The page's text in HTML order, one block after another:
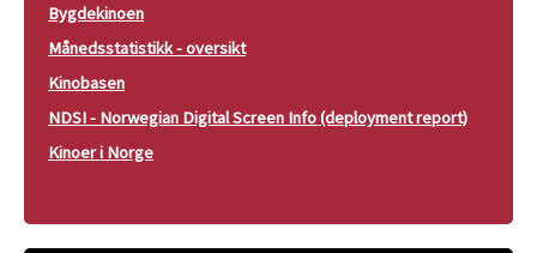
Bygdekinoen
Månedsstatistikk - oversikt
Kinobasen
NDSI - Norwegian Digital Screen Info (deployment report)
Kinoer i Norge